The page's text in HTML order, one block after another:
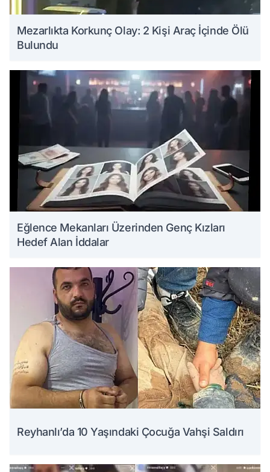
Mezarlıkta Korkunç Olay: 2 Kişi Araç İçinde Ölü
Bulundu
Eğlence Mekanları Üzerinden Genç Kızları
Hedef Alan İddalar
Reyhanlı’da 10 Yaşındaki Çocuğa Vahşi Saldırı